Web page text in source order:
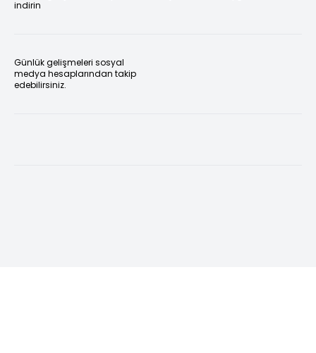
indirin
Günlük gelişmeleri sosyal
medya hesaplarından takip
edebilirsiniz.